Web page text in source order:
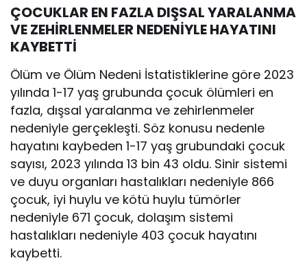
ÇOCUKLAR EN FAZLA DIŞSAL YARALANMA
VE ZEHİRLENMELER NEDENİYLE HAYATINI
KAYBETTİ
Ölüm ve Ölüm Nedeni İstatistiklerine göre 2023
yılında 1-17 yaş grubunda çocuk ölümleri en
fazla, dışsal yaralanma ve zehirlenmeler
nedeniyle gerçekleşti. Söz konusu nedenle
hayatını kaybeden 1-17 yaş grubundaki çocuk
sayısı, 2023 yılında 13 bin 43 oldu. Sinir sistemi
ve duyu organları hastalıkları nedeniyle 866
çocuk, iyi huylu ve kötü huylu tümörler
nedeniyle 671 çocuk, dolaşım sistemi
hastalıkları nedeniyle 403 çocuk hayatını
kaybetti.